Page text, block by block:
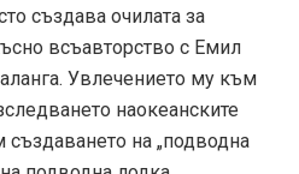
създава очилата за
всъавторство с Емил
Увлечението му към
наокеанските
на „подводна